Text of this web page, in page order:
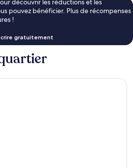
pouvez bénéficier. Plus de récompenses
!
gratuitement